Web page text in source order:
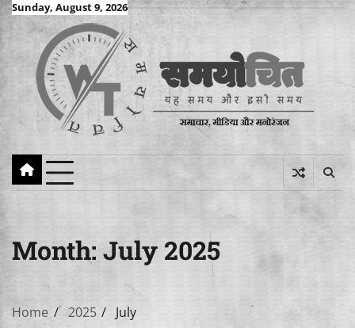
Skip
to
content
Sunday, August 9, 2026
Month:July 2025
Home 2025 July